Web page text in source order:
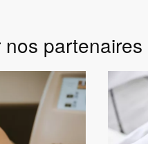
partenaires